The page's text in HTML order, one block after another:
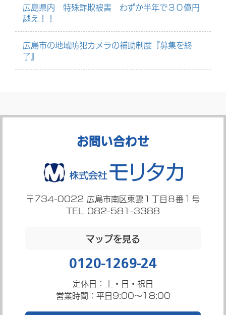
広島県内 特殊詐欺被害 わずか半年で３０億円
越え！！
広島市の地域防犯カメラの補助制度『募集を終
了』
お問い合わせ
〒734-0022 広島市南区東雲１丁目８番１号
TEL 082-581-3388
マップを見る
0120-1269-24
定休日：土・日・祝日
営業時間：平日9:00～18:00